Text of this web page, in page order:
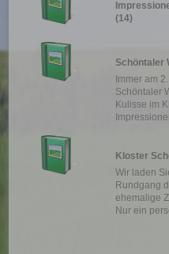
(14)
Schöntaler
Immer am
Schöntaler
Kulisse im
Kloster
Wir laden
Rundgang
ehemalige
Nur ein